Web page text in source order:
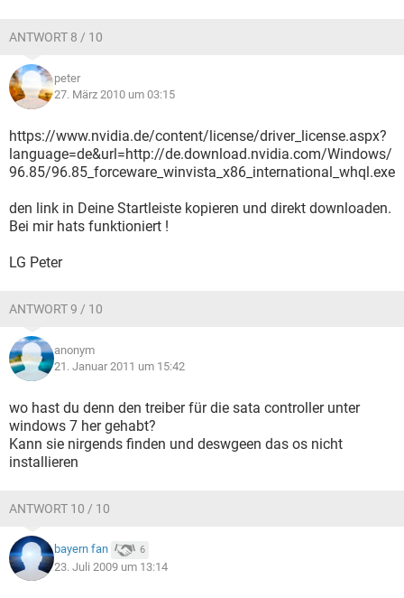
ANTWORT 8 / 10
peter
27. März 2010 um 03:15
https://www.nvidia.de/content/license/driver_license.aspx?
language=de&url=http://de.download.nvidia.com/Windows/
96.85/96.85_forceware_winvista_x86_international_whql.exe
den link in Deine Startleiste kopieren und direkt downloaden.
Bei mir hats funktioniert !
LG Peter
ANTWORT 9 / 10
anonym
21. Januar 2011 um 15:42
wo hast du denn den treiber für die sata controller unter
windows 7 her gehabt?
Kann sie nirgends finden und deswgeen das os nicht
installieren
ANTWORT 10 / 10
bayern fan 6
23. Juli 2009 um 13:14